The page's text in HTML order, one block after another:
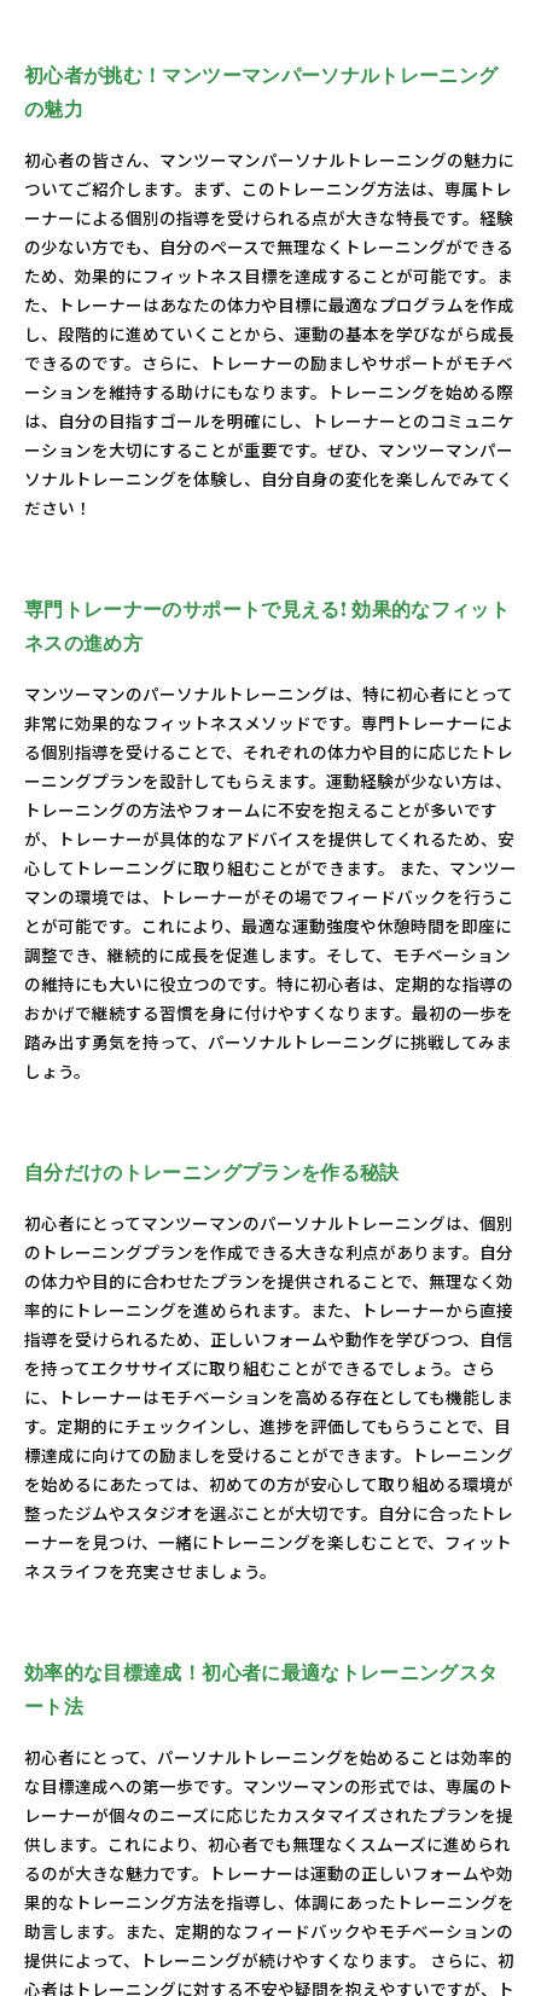
パーソナルトレーニングの効果を実感する瞬間とは？
継続は力なり！マンツーマンパーソナルトレーニング
初心者が挑む！マンツーマンパーソナルトレーニング
の魅力
初心者の皆さん、マンツーマンパーソナルトレーニングの魅力に
ついてご紹介します。まず、このトレーニング方法は、専属トレ
ーナーによる個別の指導を受けられる点が大きな特長です。経験
の少ない方でも、自分のペースで無理なくトレーニングができる
ため、効果的にフィットネス目標を達成することが可能です。ま
た、トレーナーはあなたの体力や目標に最適なプログラムを作成
し、段階的に進めていくことから、運動の基本を学びながら成長
できるのです。さらに、トレーナーの励ましやサポートがモチベ
ーションを維持する助けにもなります。トレーニングを始める際
は、自分の目指すゴールを明確にし、トレーナーとのコミュニケ
ーションを大切にすることが重要です。ぜひ、マンツーマンパー
ソナルトレーニングを体験し、自分自身の変化を楽しんでみてく
ださい！
専門トレーナーのサポートで見える! 効果的なフィット
ネスの進め方
マンツーマンのパーソナルトレーニングは、特に初心者にとって
非常に効果的なフィットネスメソッドです。専門トレーナーによ
る個別指導を受けることで、それぞれの体力や目的に応じたトレ
ーニングプランを設計してもらえます。運動経験が少ない方は、
トレーニングの方法やフォームに不安を抱えることが多いです
が、トレーナーが具体的なアドバイスを提供してくれるため、安
心してトレーニングに取り組むことができます。 また、マンツー
マンの環境では、トレーナーがその場でフィードバックを行うこ
とが可能です。これにより、最適な運動強度や休憩時間を即座に
調整でき、継続的に成長を促進します。そして、モチベーション
の維持にも大いに役立つのです。特に初心者は、定期的な指導の
おかげで継続する習慣を身に付けやすくなります。最初の一歩を
踏み出す勇気を持って、パーソナルトレーニングに挑戦してみま
しょう。
自分だけのトレーニングプランを作る秘訣
初心者にとってマンツーマンのパーソナルトレーニングは、個別
のトレーニングプランを作成できる大きな利点があります。自分
の体力や目的に合わせたプランを提供されることで、無理なく効
率的にトレーニングを進められます。また、トレーナーから直接
指導を受けられるため、正しいフォームや動作を学びつつ、自信
を持ってエクササイズに取り組むことができるでしょう。さら
に、トレーナーはモチベーションを高める存在としても機能しま
す。定期的にチェックインし、進捗を評価してもらうことで、目
標達成に向けての励ましを受けることができます。トレーニング
を始めるにあたっては、初めての方が安心して取り組める環境が
整ったジムやスタジオを選ぶことが大切です。自分に合ったトレ
ーナーを見つけ、一緒にトレーニングを楽しむことで、フィット
ネスライフを充実させましょう。
効率的な目標達成！初心者に最適なトレーニングスタ
ート法
初心者にとって、パーソナルトレーニングを始めることは効率的
な目標達成への第一歩です。マンツーマンの形式では、専属のト
レーナーが個々のニーズに応じたカスタマイズされたプランを提
供します。これにより、初心者でも無理なくスムーズに進められ
るのが大きな魅力です。トレーナーは運動の正しいフォームや効
果的なトレーニング方法を指導し、体調にあったトレーニングを
助言します。また、定期的なフィードバックやモチベーションの
提供によって、トレーニングが続けやすくなります。 さらに、初
心者はトレーニングに対する不安や疑問を抱えやすいですが、ト